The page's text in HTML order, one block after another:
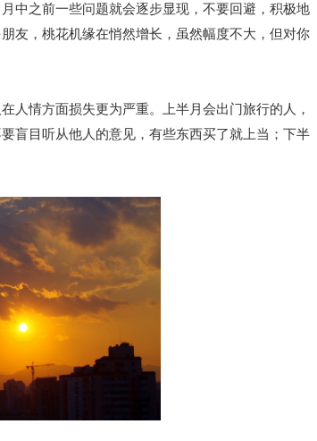
中之前一些问题就会逐步显现，不要回避，积极地
友，桃花机缘在悄然增长，虽然幅度不大，但对你
人情方面损失更为严重。上半月会出门旅行的人，
盲目听从他人的意见，有些东西买了就上当；下半